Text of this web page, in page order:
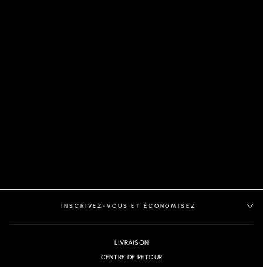
INSCRIVEZ-VOUS ET ÉCONOMISEZ
LIVRAISON
CENTRE DE RETOUR